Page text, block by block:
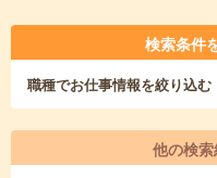
検索条件
職種でお仕事情報を絞り込む
他の検